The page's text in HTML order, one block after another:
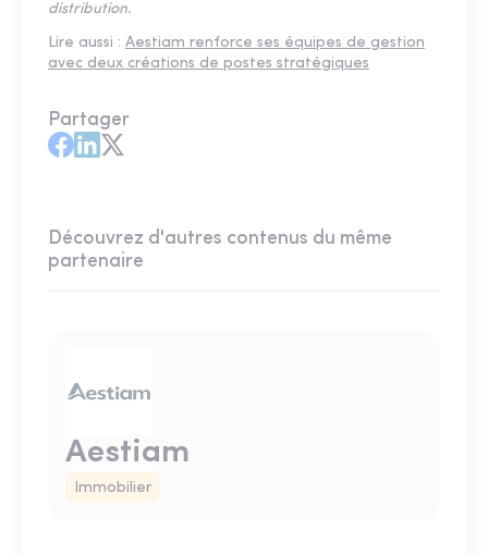
distribution.
Lire aussi : Aestiam renforce ses équipes de gestion
avec deux créations de postes stratégiques
Partager
Découvrez d'autres contenus du même
partenaire
Aestiam
Immobilier